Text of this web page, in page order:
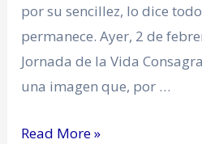
por su sencillez, lo dice
permanece. Ayer, 2 de
Jornada de la Vida
una imagen que, por …
Read More »